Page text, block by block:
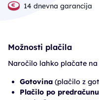
14 dnevna garancija
Možnosti plačila
Naročilo lahko plačate na
Gotovina (plačilo z
Plačilo po predračunu